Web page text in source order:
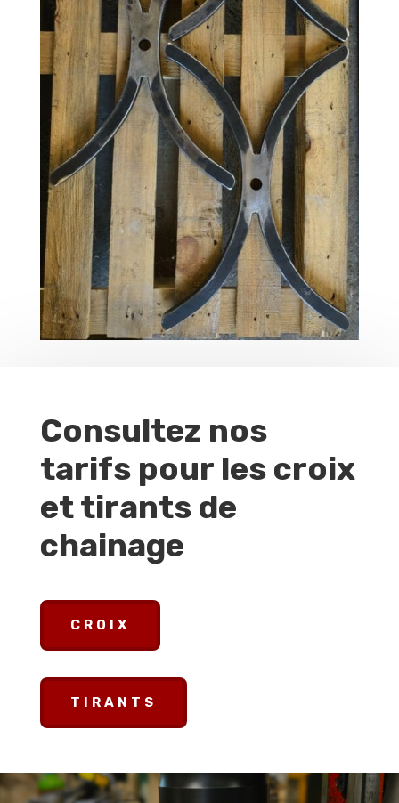
Consultez nos
tarifs pour les croix
et tirants de
chainage
CROIX
TIRANTS